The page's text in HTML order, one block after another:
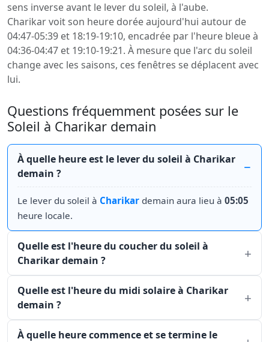
sens inverse avant le lever du soleil, à l'aube.
Charikar voit son heure dorée aujourd'hui autour de
04:47-05:39 et 18:19-19:10, encadrée par l'heure bleue à
04:36-04:47 et 19:10-19:21. À mesure que l'arc du soleil
change avec les saisons, ces fenêtres se déplacent avec
lui.
Questions fréquemment posées sur le
Soleil à Charikar demain
À quelle heure est le lever du soleil à Charikar
demain ?
Le lever du soleil à Charikar demain aura lieu à 05:05
heure locale.
Quelle est l'heure du coucher du soleil à
Charikar demain ?
Quelle est l'heure du midi solaire à Charikar
demain ?
À quelle heure commence et se termine le